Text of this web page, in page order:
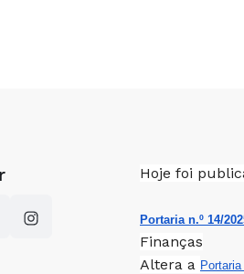
Hoje foi
Portaria n.º 14/
Finanças
Altera a